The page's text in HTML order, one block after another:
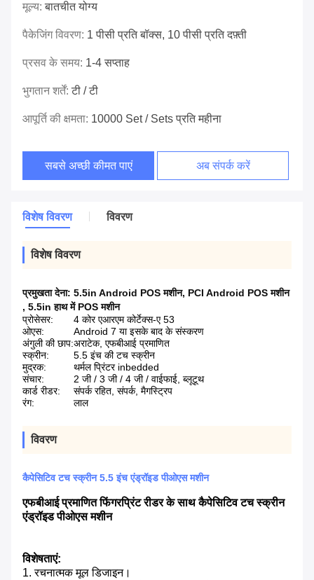
मूल्य:बातचीत योग्य
पैकेजिंग विवरण: 1 पीसी प्रति बॉक्स, 10 पीसी प्रति दफ़्ती
प्रसव के समय: 1-4 सप्ताह
भुगतान शर्तें:टी / टी
आपूर्ति की क्षमता: 10000 Set / Sets प्रति महीना
सबसे अच्छी कीमत पाएं अब संपर्क करें
विशेष विवरण विवरण
विशेष विवरण
प्रमुखता देना: 5.5in Android POS मशीन, PCI Android POS मशीन
, 5.5in हाथ में POS मशीन
प्रोसेसर:
4 कोर एआरएम कोर्टेक्स-ए 53
ओएस:
Android 7 या इसके बाद के संस्करण
अंगुली की छाप:अराटेक, एफबीआई प्रमाणित
स्क्रीन:
5.5 इंच की टच स्क्रीन
मुद्रक:
थर्मल प्रिंटर inbedded
संचार:
2 जी / 3 जी / 4 जी / वाईफाई, ब्लूटूथ
कार्ड रीडर:
संपर्क रहित, संपर्क, मैगस्ट्रिप
रंग:
लाल
विवरण
कैपेसिटिव टच स्क्रीन 5.5 इंच एंड्रॉइड पीओएस मशीन
एफबीआई प्रमाणित फिंगरप्रिंट रीडर के साथ कैपेसिटिव टच स्क्रीन
एंड्रॉइड पीओएस मशीन
विशेषताएं:
1. रचनात्मक मूल डिजाइन।